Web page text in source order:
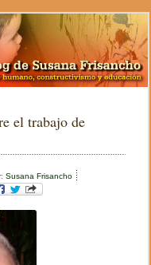
el trabajo de
Susana Frisancho